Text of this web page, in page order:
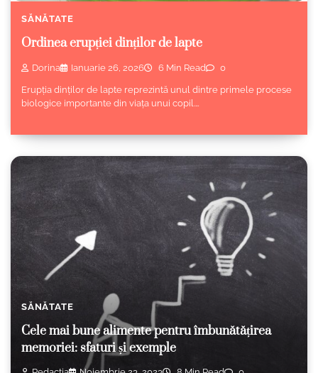
SĂNĂTATE
Ordinea erupției dinților de lapte
Dorina Ianuarie 26, 2026 6 Min Read 0
Erupția dinților de lapte reprezintă unul dintre primele procese
biologice importante din viața unui copil.…
SĂNĂTATE
Cele mai bune alimente pentru îmbunătățirea
memoriei: sfaturi și exemple